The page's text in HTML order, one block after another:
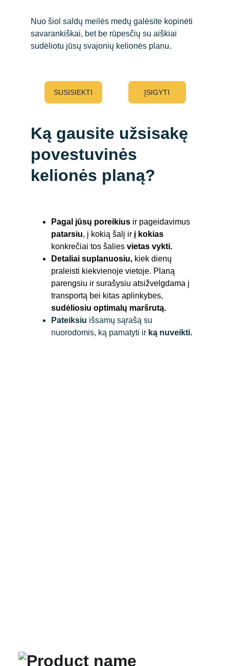
Nuo šiol saldų meilės medų galėsite kopinėti
savarankiškai, bet be rūpesčių su aiškiai
sudėliotu jūsų svajonių kelionės planu.
SUSISIEKTI ĮSIGYTI
Ką gausite užsisakę
povestuvinės
kelionės planą?
Pagal jūsų poreikius ir pageidavimus
patarsiu, į kokią šalį ir į kokias
konkrečiai tos šalies vietas vykti.
Detaliai suplanuosiu, kiek dienų
praleisti kiekvienoje vietoje. Planą
parengsiu ir surašysiu atsižvelgdama į
transportą bei kitas aplinkybes,
sudėliosiu optimalų maršrutą.
Pateiksiu išsamų sąrašą su
nuorodomis, ką pamatyti ir ką nuveikti.